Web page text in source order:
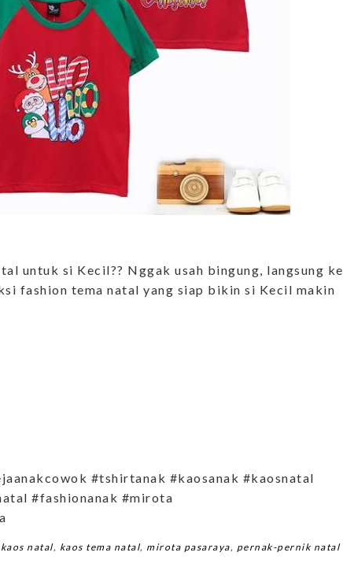
untuk si Kecil?? Nggak usah bingung, langsung ke
fashion tema natal yang siap bikin si Kecil makin
#tshirtanak #kaosanak #kaosnatal
#fashionanak #mirota
kaos natal, kaos tema natal, mirota pasaraya, pernak-pernik natal